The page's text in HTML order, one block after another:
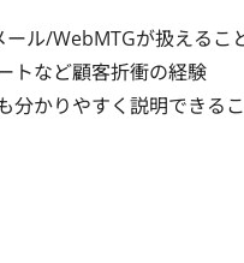
ール/WebMTGが扱えるこ
トなど顧客折衝の経験
分かりやすく説明できる